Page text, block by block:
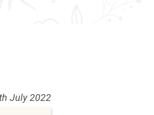
July 2022